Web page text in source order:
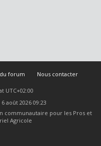
forum Nous contacter
UTC+02:00
août 2026 09:23
communautaire pour les Pros et
Agricole